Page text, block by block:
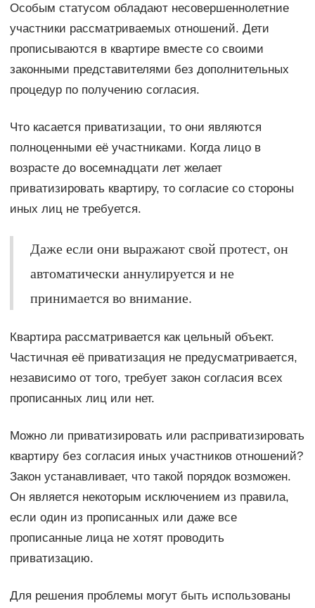
Особым статусом обладают несовершеннолетние
участники рассматриваемых отношений. Дети
прописываются в квартире вместе со своими
законными представителями без дополнительных
процедур по получению согласия.
Что касается приватизации, то они являются
полноценными её участниками. Когда лицо в
возрасте до восемнадцати лет желает
приватизировать квартиру, то согласие со стороны
иных лиц не требуется.
Даже если они выражают свой протест, он
автоматически аннулируется и не
принимается во внимание.
Квартира рассматривается как цельный объект.
Частичная её приватизация не предусматривается,
независимо от того, требует закон согласия всех
прописанных лиц или нет.
Можно ли приватизировать или расприватизировать
квартиру без согласия иных участников отношений?
Закон устанавливает, что такой порядок возможен.
Он является некоторым исключением из правила,
если один из прописанных или даже все
прописанные лица не хотят проводить
приватизацию.
Для решения проблемы могут быть использованы